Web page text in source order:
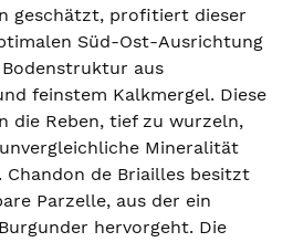
geschätzt, profitiert dieser
Süd-Ost-Ausrichtung
aus
feinstem Kalkmergel. Diese
die Reben, tief zu wurzeln,
Mineralität
de Briailles besitzt
Parzelle, aus der ein
hervorgeht. Die